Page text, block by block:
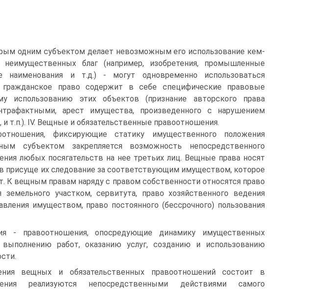
одним субъектом делает невозможным его использование кем-
благ (например, изобретения, промышленные
и т.д.) - могут одновременно использоваться
право содержит в себе специфические правовые
использованию этих объектов (признание авторского права
арест имущества, произведенного с нарушением
т.п.). IV. Вещные и обязательственные правоотношения.
фиксирующие статику имущественного положения
субъектом закрепляется возможность непосредственного
любых посягательств на нее третьих лиц. Вещные права носят
присуще их следование за соответствующим имуществом, которое
вещным правам наряду с правом собственности относятся право
земельного участком, сервитута, право хозяйственного ведения
имуществом, право постоянного (бессрочного) пользования
- правоотношения, опосредующие динамику имущественных
работ, оказанию услуг, созданию и использованию
вещных и обязательственных правоотношений состоит в
реализуются непосредственными действиями самого